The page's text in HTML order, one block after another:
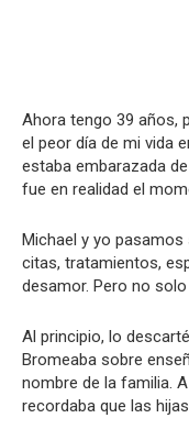
Ahora tengo 39 años,
el peor día de mi vida
estaba embarazada
fue en realidad el
Michael y yo
citas, tratamientos,
desamor. Pero no solo
Al principio, lo
Bromeaba sobre
nombre de la familia.
recordaba que las